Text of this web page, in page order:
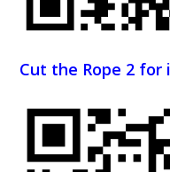
Cut the Rope 2 for